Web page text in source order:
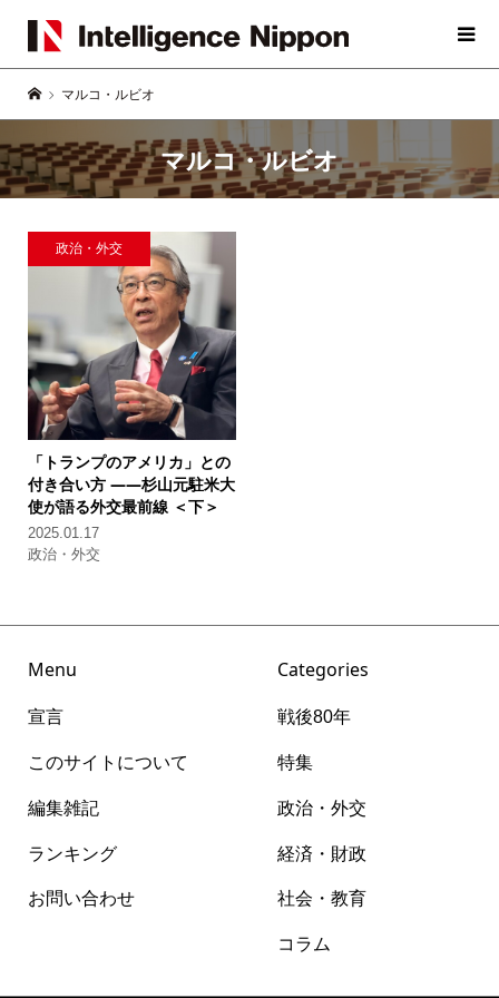
マルコ・ルビオ
マルコ・ルビオ
政治・外交
「トランプのアメリカ」との
付き合い方 ――杉山元駐米大
使が語る外交最前線 ＜下＞
2025.01.17
政治・外交
Menu
宣言
このサイトについて
編集雑記
ランキング
お問い合わせ
Categories
戦後80年
特集
政治・外交
経済・財政
社会・教育
コラム